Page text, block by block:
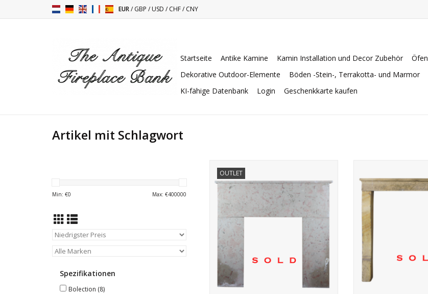
EUR/GBP /USD /CHF/CNY
Startseite Antike Kamine Kamin Installation und Decor Zubehör Öfen
Dekorative Outdoor-Elemente
Böden -Stein-, Terrakotta- und Marmor
KI-fähige Datenbank
Login Geschenkkarte kaufen
Artikel mit Schlagwort
Min: €0 Max: €400000
Spezifikationen
Bolection (8)
OUTLET
in Burgund Comblanchien Marmor Stein.